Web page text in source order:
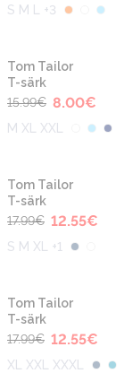
S M L +3
-50%
Tom Tailor
T-särk
15.99€ 8.00€
M XL XXL
-30%
Tom Tailor
T-särk
17.99€ 12.55€
S M XL +1
-30%
Tom Tailor
T-särk
17.99€ 12.55€
XL XXL XXXL